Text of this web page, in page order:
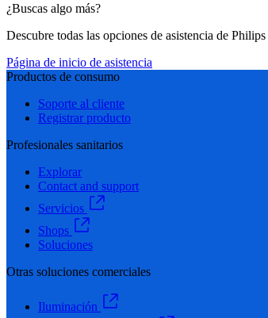
¿Buscas algo más?
Descubre todas las opciones de asistencia de Philips
Página de inicio de asistencia
Productos de consumo
Soporte al cliente
Registrar producto
Profesionales sanitarios
Explorar
Contact and support
Servicios
Shops
Soluciones
Otras soluciones comerciales
Iluminación